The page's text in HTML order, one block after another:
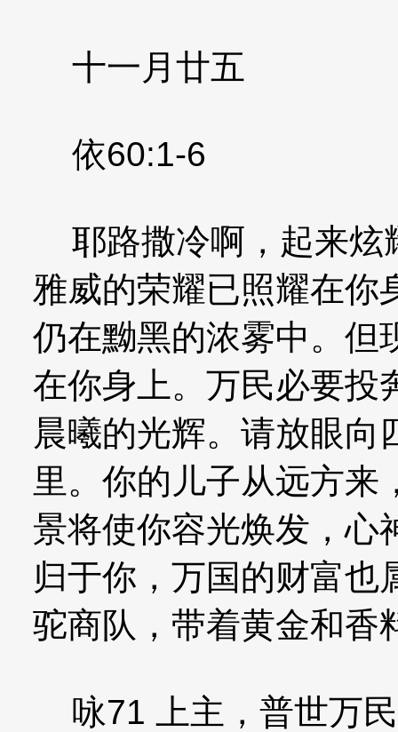
十一月廿五
依60:1-6
耶路撒冷啊，起来炫
雅威的荣耀已照耀在你
仍在黝黑的浓雾中。但
在你身上。万民必要投
晨曦的光辉。请放眼向
里。你的儿子从远方来
景将使你容光焕发，心
归于你，万国的财富也
驼商队，带着黄金和香
咏71 上主，普世万